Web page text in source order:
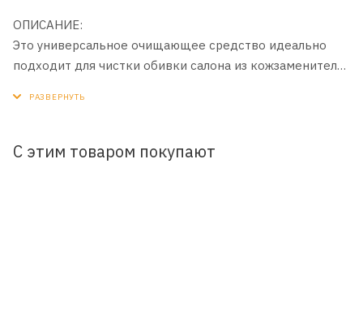
ОПИСАНИЕ:
Это универсальное очищающее средство идеально
подходит для чистки обивки салона из кожзаменителя
легко разлагает и удаляет пятна жира, прилипшую
С этим товаром покупают